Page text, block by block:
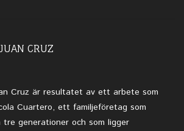
CRUZ
Cruz är resultatet av ett arbete som
Cuartero, ett familjeföretag som
generationer och som ligger